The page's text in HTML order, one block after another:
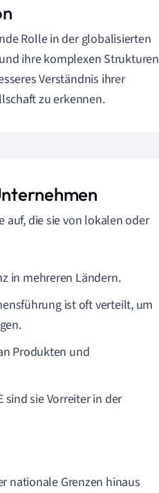
Rolle in der globalisierten
ihre komplexen Strukturen
Verständnis ihrer
zu erkennen.
auf, die sie von lokalen oder
in mehreren Ländern.
ist oft verteilt, um
Produkten und
sind sie Vorreiter in der
nationale Grenzen hinaus